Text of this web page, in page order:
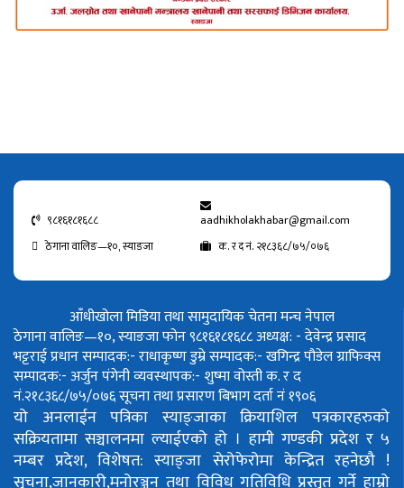
९८१६१८१६८८
aadhikholakhabar@gmail.com
ठेगाना वालिङ—१०, स्याङजा
क. र द नं. २१८३६८/७५/०७६
आँधीखोला मिडिया तथा सामुदायिक चेतना मन्च नेपाल
ठेगाना वालिङ—१०, स्याङजा फोन ९८१६१८१६८८अध्यक्ष: - देवेन्द्र प्रसाद
भट्टराईप्रधान सम्पादक:- राधाकृष्ण डुम्रेसम्पादक:- खगिन्द्र पौडेलग्राफिक्स
सम्पादक:- अर्जुन पंगेनीव्यवस्थापक:- शुष्मा वोस्तीक. र द
नं.२१८३६८/७५/०७६सूचना तथा प्रसारण बिभाग दर्ता नं १९०६
यो अनलाईन पत्रिका स्याङ्जाका क्रियाशिल पत्रकारहरुको
सक्रियतामा सञ्चालनमा ल्याईएको हो । हामी गण्डकी प्रदेश र ५
नम्बर प्रदेश, विशेषत: स्याङ्जा सेरोफेरोमा केन्द्रित रहनेछौ !